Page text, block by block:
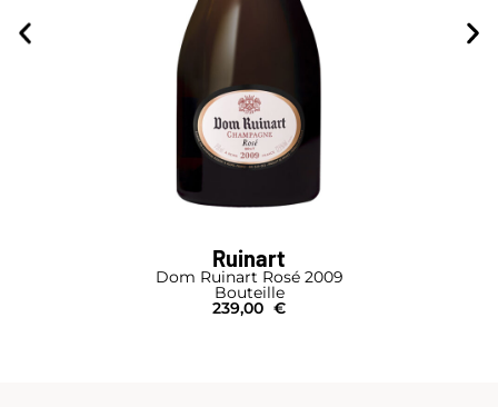
Ruinart
Dom Ruinart Rosé 2009
Bouteille
239,00 €